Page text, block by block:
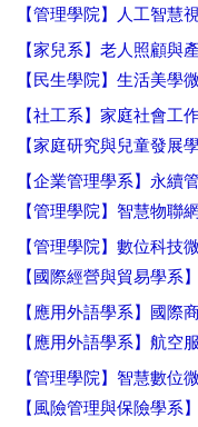
【管理學院】人工智慧
【家兒系】老人照顧與
【民生學院】生活美學
【社工系】家庭社會工
【家庭研究與兒童發展
【企業管理學系】永續
【管理學院】智慧物聯
【管理學院】數位科技
【國際經營與貿易學系
【應用外語學系】國際
【應用外語學系】航空
【管理學院】智慧數位
【風險管理與保險學系